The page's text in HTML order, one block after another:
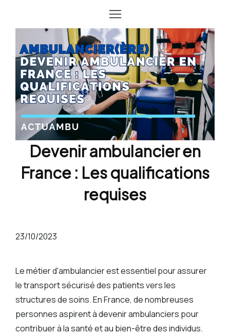
Devenir ambulancier en
France : Les qualifications
requises
23/10/2023
Le métier d'ambulancier est essentiel pour assurer
le transport sécurisé des patients vers les
structures de soins. En France, de nombreuses
personnes aspirent à devenir ambulanciers pour
contribuer à la santé et au bien-être des individus.